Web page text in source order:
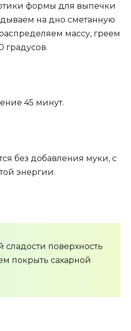
формы для выпечки
на дно сметанную
массу, греем
градусов.
45 минут.
без добавления муки, с
энергии.
поверхность
покрыть сахарной